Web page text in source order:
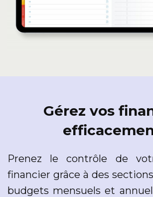
Gérez vos
Prenez le contrôle de
financier grâce à des
budgets mensuels et